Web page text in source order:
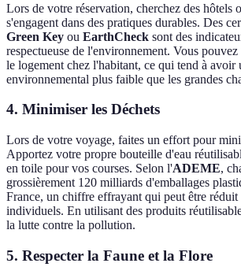
Lors de votre réservation, cherchez des hôtels
s'engagent dans des pratiques durables. Des
Green Key ou EarthCheck sont des
respectueuse de l'environnement. Vous
le logement chez l'habitant, ce qui tend à avoir
environnemental plus faible que les grandes
4. Minimiser les Déchets
Lors de votre voyage, faites un effort pour
Apportez votre propre bouteille d'eau
en toile pour vos courses. Selon l'ADEME,
grossièrement 120 milliards d'emballages
France, un chiffre effrayant qui peut être réduit
individuels. En utilisant des produits
la lutte contre la pollution.
5. Respecter la Faune et la Flore